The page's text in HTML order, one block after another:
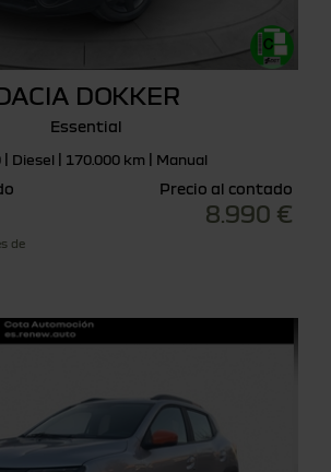
DOKKER
Essential
| Diesel | 170.000 km | Manual
de
Precio al contado
8.990 €